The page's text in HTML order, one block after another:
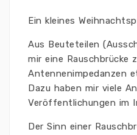
Ein kleines
Aus Beuteteilen
mir eine Rauschbrücke
Antennenimpedanzen
Dazu haben mir viele
Veröffentlichungen im
Der Sinn einer